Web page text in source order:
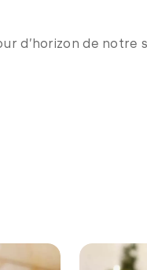
d’horizon de notre